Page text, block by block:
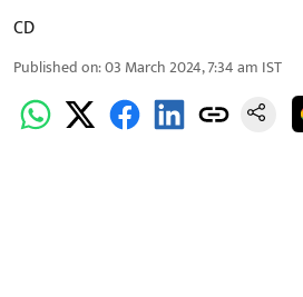
CD
Published on:03 March 2024, 7:34 am IST